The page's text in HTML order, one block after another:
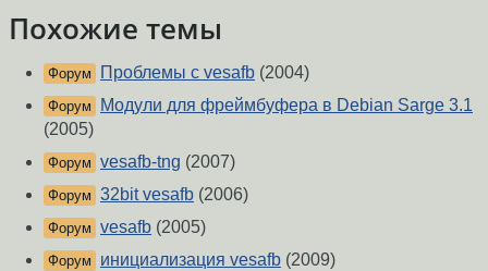
Похожие темы
Форум Проблемы с vesafb (2004)
Форум
Модули для фреймбуфера в Debian Sarge 3.1
(2005)
Форум vesafb-tng (2007)
Форум 32bit vesafb (2006)
Форум vesafb (2005)
Форум инициализация vesafb (2009)